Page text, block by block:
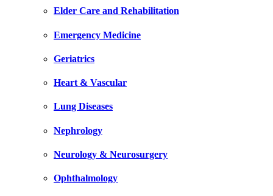
Elder Care and Rehabilitation
Emergency Medicine
Geriatrics
Heart & Vascular
Lung Diseases
Nephrology
Neurology & Neurosurgery
Ophthalmology